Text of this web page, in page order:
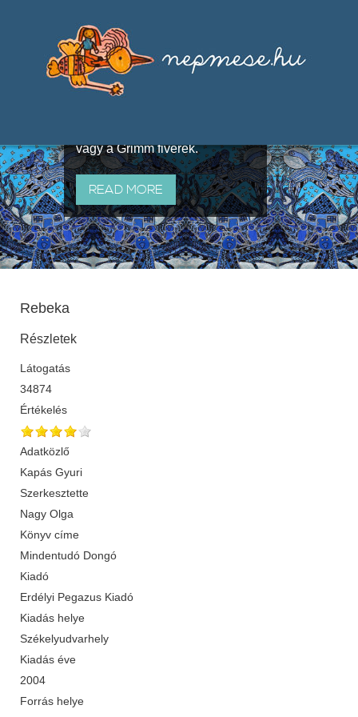
útján terjedő elbeszélésekből,
melyeket olyan ismert gyűjtők
állítottak össze, mint Benedek
vagy a Grimm fivérek.
READ MORE
Rebeka
Részletek
Látogatás
34874
Értékelés
Adatközlő
Kapás Gyuri
Szerkesztette
Nagy Olga
Könyv címe
Mindentudó Dongó
Kiadó
Erdélyi Pegazus Kiadó
Kiadás helye
Székelyudvarhely
Kiadás éve
2004
Forrás helye